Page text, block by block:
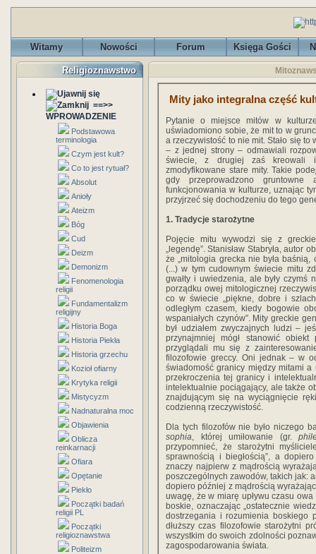
Witamy Nowości Forum Księga Gości
Religioznawstwo
==>>
WPROWADZENIE
Podstawowa
terminologia
Czym jest kult?
Co to jest rytuał?
Absolut
Anioły
Ateizm
Bóg
Cud
Deizm
Demonizm
Fenomenologia
religii
Fundamentalizm
religijny
Historia Boga
Historia Piekła
Historia grzechu
Kozioł ofiarny
Krytyka religii
Mistycyzm
Nadnaturalna moc
Objawienia
Oblicza
reinkarnacji
Ofiara
Opętanie
Piekło
Początki badań
religii PL
Początki
religioznawstwa
Politeizm
Mity jako integralna część
Pytanie o miejsce mitów w
uświadomiono sobie, że mit to w
a rzeczywistość to nie mit. Stało się
– z jednej strony – odmawiali
świecie, z drugiej zaś kreowali i
zmodyfikowane stare mity. Takie
gdy przeprowadzono
funkcjonowania w kulturze, uznając
przyjrzeć się dochodzeniu do tego
1. Tradycje starożytne
Pojęcie mitu wywodzi się z
„legendę”. Stanisław Stabryła, autor
że „mitologia grecka nie była
(...) w tym cudownym świecie mitu
gwałty i uwiedzenia, ale były czymś
porządku owej mitologicznej
co w świecie „piękne, dobre i
odległym czasem, kiedy bogowie
wspaniałych czynów”. Mity greckie
był udziałem zwyczajnych ludzi –
przynajmniej mógł stanowić
przyglądali mu się z
filozofowie greccy. Oni jednak – w
świadomość granicy między mitami
przekroczenia tej granicy i
intelektualnie pociągający, ale także
znajdującym się na wyciągnięcie
codzienną rzeczywistość.
Dla tych filozofów nie było niczego
sophia, której umiłowanie (gr.
przypomnieć, że starożytni
sprawnością i biegłością”, a
znaczy najpierw z mądrością
poszczególnych zawodów, takich jak:
dopiero później z mądrością
uwagę, że w miarę upływu czasu owa
boskie, oznaczając „ostatecznie
dostrzegania i rozumienia boskiego
dłuższy czas filozofowie starożytni
wszystkim do swoich zdolności
zagospodarowania świata.